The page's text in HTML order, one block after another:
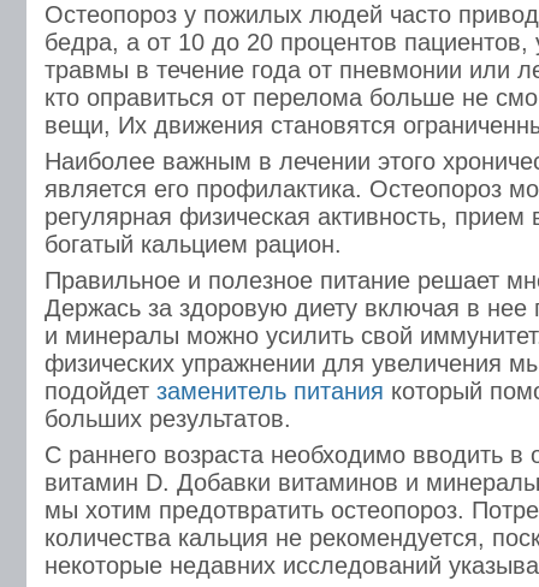
Остеопороз у пожилых людей часто
бедра, а от 10 до 20 процентов пациентов,
травмы в течение года от пневмонии или
кто оправиться от перелома больше не
вещи, Их движения становятся
Наиболее важным в лечении этого
является его профилактика. Остеопороз
регулярная физическая активность, прием
богатый кальцием рацион.
Правильное и полезное питание решает
Держась за здоровую диету включая в
и минералы можно усилить свой
физических упражнении для увеличения
подойдет заменитель питания который
больших результатов.
С раннего возраста необходимо вводить в
витамин D. Добавки витаминов и
мы хотим предотвратить остеопороз.
количества кальция не рекомендуется,
некоторые недавних исследований